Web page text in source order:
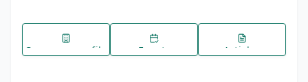
Company profile Events Articles